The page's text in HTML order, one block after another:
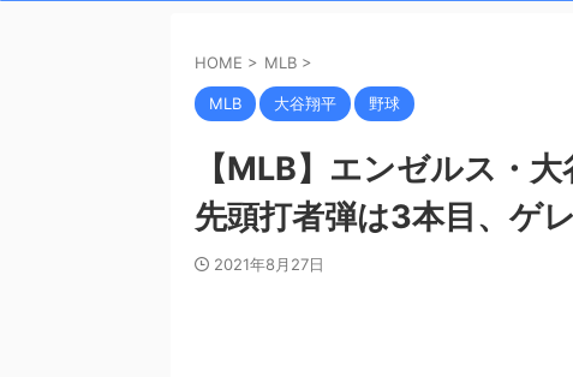
HOME > MLB >
MLB 大谷翔平 野球
【MLB】エンゼルス・
先頭打者弾は3本目、ゲ
2021年8月27日